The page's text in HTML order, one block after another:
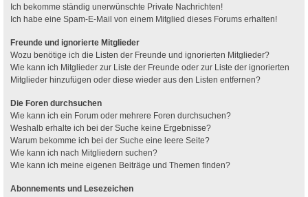
Ich bekomme ständig unerwünschte Private Nachrichten!
Ich habe eine Spam-E-Mail von einem Mitglied dieses Forums erhalten!
Freunde und ignorierte Mitglieder
Wozu benötige ich die Listen der Freunde und ignorierten Mitglieder?
Wie kann ich Mitglieder zur Liste der Freunde oder zur Liste der ignorierten
Mitglieder hinzufügen oder diese wieder aus den Listen entfernen?
Die Foren durchsuchen
Wie kann ich ein Forum oder mehrere Foren durchsuchen?
Weshalb erhalte ich bei der Suche keine Ergebnisse?
Warum bekomme ich bei der Suche eine leere Seite?
Wie kann ich nach Mitgliedern suchen?
Wie kann ich meine eigenen Beiträge und Themen finden?
Abonnements und Lesezeichen